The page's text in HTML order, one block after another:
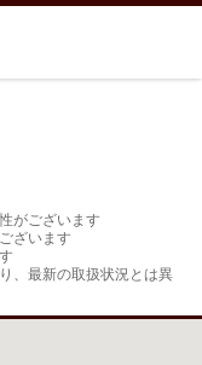
がございます
ざいます
、最新の取扱状況とは異